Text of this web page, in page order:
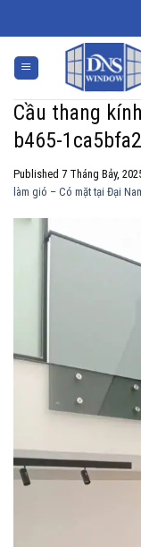
Cầu thang
b465-
Published 7 Tháng Bảy,
làm gió – Có mặt tại Đại